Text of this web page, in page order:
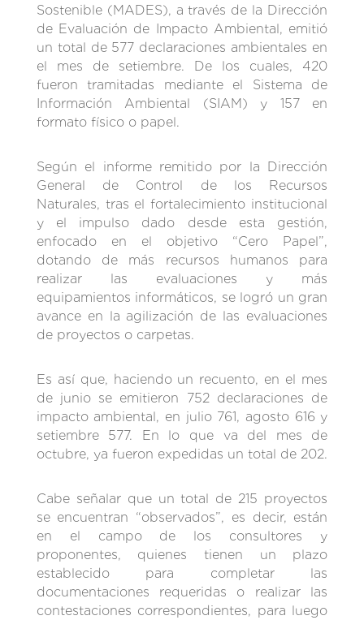
Sostenible (MADES), a través de la Dirección
de Evaluación de Impacto Ambiental, emitió
un total de 577 declaraciones ambientales en
el mes de setiembre. De los cuales, 420
fueron tramitadas mediante el Sistema de
Información Ambiental (SIAM) y 157 en
formato físico o papel.
Según el informe remitido por la Dirección
General de Control de los Recursos
Naturales, tras el fortalecimiento institucional
y el impulso dado desde esta gestión,
enfocado en el objetivo “Cero Papel”,
dotando de más recursos humanos para
realizar las evaluaciones y más
equipamientos informáticos, se logró un gran
avance en la agilización de las evaluaciones
de proyectos o carpetas.
Es así que, haciendo un recuento, en el mes
de junio se emitieron 752 declaraciones de
impacto ambiental, en julio 761, agosto 616 y
setiembre 577. En lo que va del mes de
octubre, ya fueron expedidas un total de 202.
Cabe señalar que un total de 215 proyectos
se encuentran “observados”, es decir, están
en el campo de los consultores y
proponentes, quienes tienen un plazo
establecido para completar las
documentaciones requeridas o realizar las
contestaciones correspondientes, para luego